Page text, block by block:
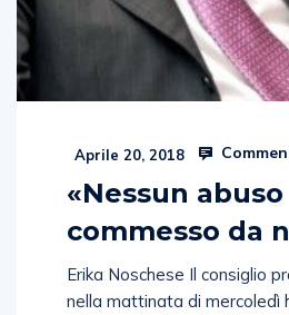
Aprile 20, 2018
«Nessun abuso
commesso da
Erika Noschese Il consiglio
nella mattinata di mercoledì